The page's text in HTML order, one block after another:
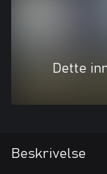
Dette
Beskrivelse